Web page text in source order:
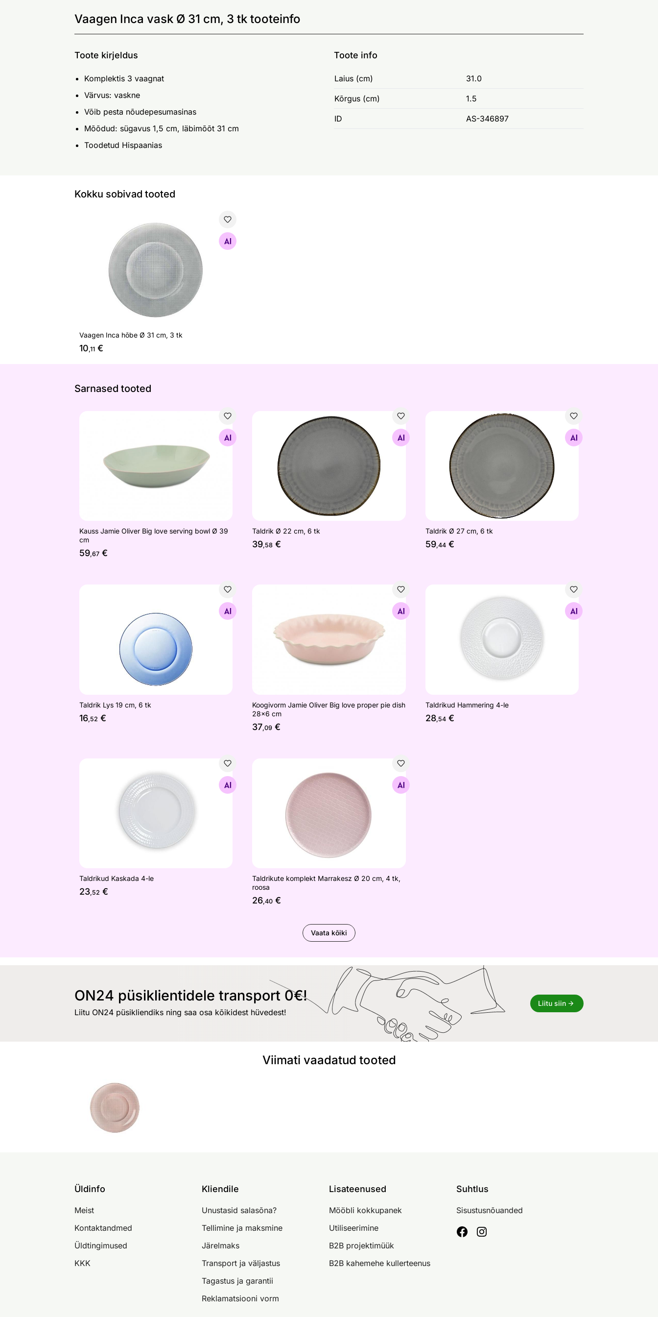
Vaagen Inca vask Ø 31 cm, 3 tk tooteinfo
Toote kirjeldus
Komplektis 3 vaagnat
Värvus: vaskne
Võib pesta nõudepesumasinas
Mõõdud: sügavus 1,5 cm, läbimõõt 31 cm
Toodetud Hispaanias
Toote info
Laius (cm) 31.0
Kõrgus (cm) 1.5
ID AS-346897
Kokku sobivad tooted
Vaagen Inca hõbe Ø 31 cm, 3 tk
Otsi sarnaseid
Vaagen Inca hõbe Ø 31 cm, 3 tk
10,11 €
Sarnased tooted
Kauss Jamie Oliver Big love serving bowl Ø 39 cm
Kauss Jamie Oliver Big love serving bowl Ø 39
cm
59,67 €
Taldrik Ø 22 cm, 6 tk
Otsi sarnaseid
Taldrik Ø 22 cm, 6 tk
39,58 €
Taldrik Ø 27 cm, 6 tk
Otsi sarnaseid
Taldrik Ø 27 cm, 6 tk
59,44€
Taldrik Lys 19 cm, 6 tk
16,52 €
Koogivorm Jamie Oliver Big love proper pie dish 28x6 cm
Koogivorm Jamie Oliver Big love proper pie dish
28x6 cm
37,09 €
Taldrikud Hammering 4-le
Otsi sarnaseid
Taldrikud Hammering 4-le
28,54€
Otsi sarnaseid
Taldrikud Kaskada 4-le
23,52 €
Taldrikute komplekt Marrakesz Ø 20 cm, 4 tk, roosa
Otsi sarnaseid
Taldrikute komplekt Marrakesz Ø 20 cm, 4 tk,
roosa
26,40 €
Vaata kõiki
ON24 püsiklientidele transport 0€!
Liitu ON24 püsikliendiks ning saa osa kõikidest hüvedest!
Liitu siin
Viimati vaadatud tooted
Üldinfo
Meist
Kontaktandmed
Üldtingimused
KKK
Kliendile
Unustasid salasõna?
Tellimine ja maksmine
Järelmaks
Transport ja väljastus
Tagastus ja garantii
Reklamatsiooni vorm
Lisateenused
Mööbli kokkupanek
Utiliseerimine
B2B projektimüük
B2B kahemehe kullerteenus
Suhtlus
Sisustusnõuanded